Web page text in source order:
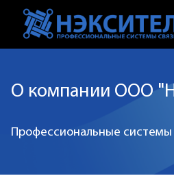
О компании ООО
Профессиональные системы